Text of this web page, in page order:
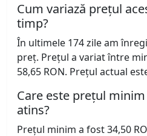
Cum variază prețul
timp?
În ultimele 174 zile am
preț. Prețul a variat între
58,65 RON. Prețul actual
Care este prețul
atins?
Prețul minim a fost 34,50